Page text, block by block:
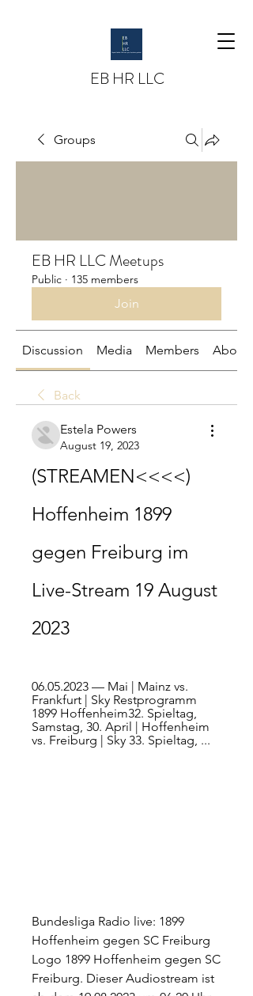
EB HR LLC
Groups
EB HR LLC Meetups
Public · 135 members
Join
Discussion Media Members About
Back
Estela Powers
August 19, 2023
(STREAMEN<<<<)
Hoffenheim 1899
gegen Freiburg im
Live-Stream 19 August
2023
06.05.2023 — Mai | Mainz vs.
Frankfurt | Sky Restprogramm
1899 Hoffenheim32. Spieltag,
Samstag, 30. April | Hoffenheim
vs. Freiburg | Sky 33. Spieltag, ...
Bundesliga Radio live: 1899
Hoffenheim gegen SC Freiburg
Logo 1899 Hoffenheim gegen SC
Freiburg. Dieser Audiostream ist